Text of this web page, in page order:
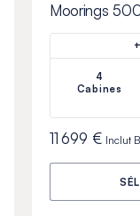
Moorings
4
Cabines
11 699 € Inclut